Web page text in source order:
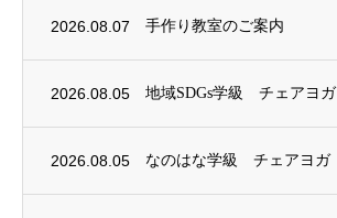
2026.08.07 手作り教室のご案内
2026.08.05 地域SDGs学級 チェアヨガ
2026.08.05 なのはな学級 チェアヨガ